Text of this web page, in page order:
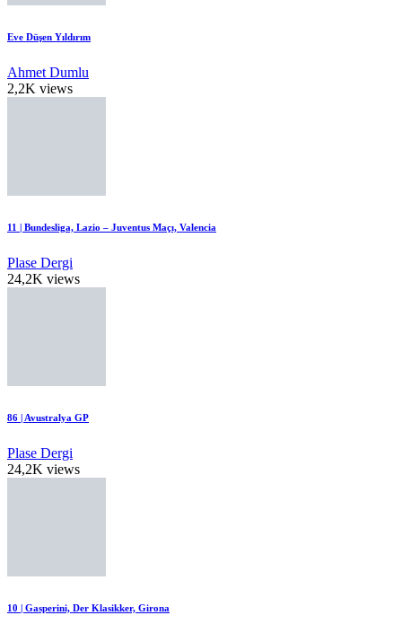
Eve Düşen Yıldırım
Ahmet Dumlu
2,2K views
11 | Bundesliga, Lazio – Juventus Maçı, Valencia
Plase Dergi
24,2K views
86 | Avustralya GP
Plase Dergi
24,2K views
10 | Gasperini, Der Klasikker, Girona